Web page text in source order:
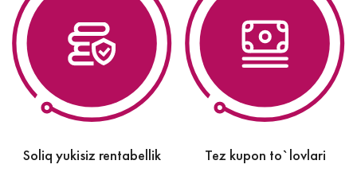
Soliq yukisiz rentabellik Tez kupon to`lovlari